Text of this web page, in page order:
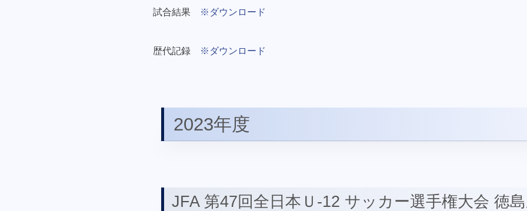
試合結果 ※ダウンロード
歴代記録 ※ダウンロード
2023年度
JFA 第47回全日本Ｕ-12 サッカー選手権大会 徳